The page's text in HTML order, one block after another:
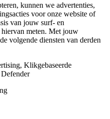
kunnen we advertenties,
voor onze website of
van jouw surf- en
meten. Met jouw
volgende diensten van derden
Klikgebaseerde